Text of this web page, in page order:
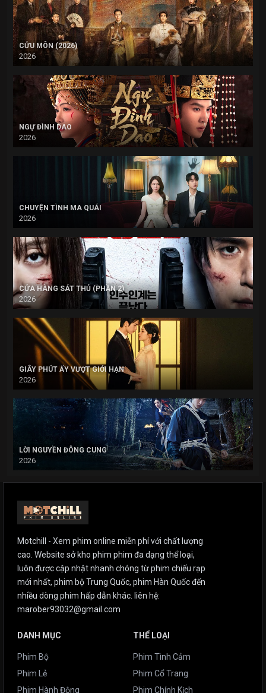
CỬU MÔN (2026)
2026
NGỰ ĐÌNH DAO
2026
CHUYỆN TÌNH MA QUÁI
2026
CỬA HÀNG SÁT THỦ (PHẦN 2)
2026
GIÂY PHÚT ẤY VƯỢT GIỚI HẠN
2026
LỜI NGUYỀN ĐÔNG CUNG
2026
Motchill - Xem phim online miễn phí với chất lượng
cao. Website sở kho phim phim đa dạng thể loại,
luôn được cập nhật nhanh chóng từ phim chiếu rạp
mới nhất, phim bộ Trung Quốc, phim Hàn Quốc đến
nhiều dòng phim hấp dẫn khác. liên hệ:
marober93032@gmail.com
DANH MỤC
Phim Bộ
Phim Lẻ
Phim Hành Động
THỂ LOẠI
Phim Tình Cảm
Phim Cổ Trang
Phim Chính Kịch